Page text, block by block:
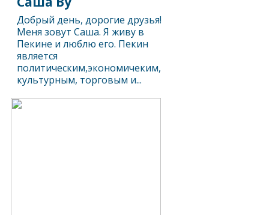
Добрый день, дорогие друзья!
Меня зовут Саша. Я живу в
Пекине и люблю его. Пекин
является
политическим,экономичеким,
культурным, торговым и...